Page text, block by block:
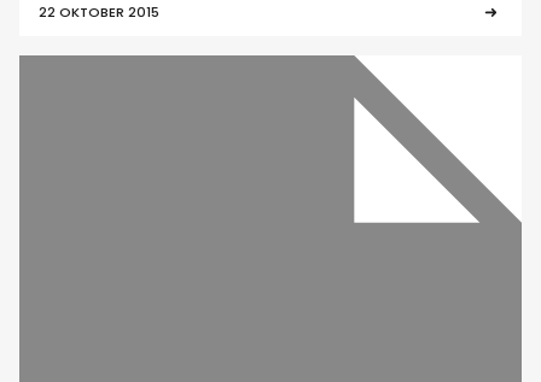
22 OKTOBER 2015